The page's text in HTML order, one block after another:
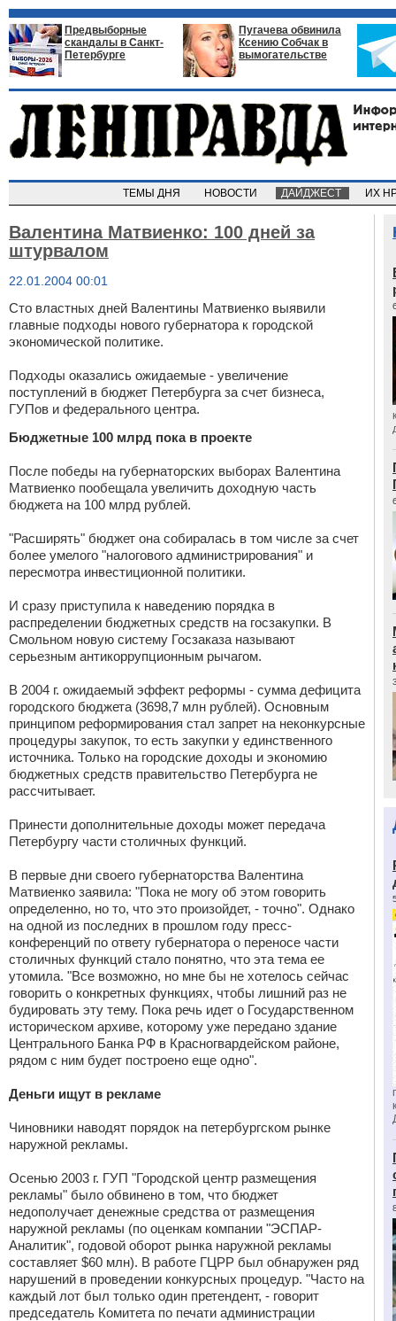
Предвыборные
скандалы в Санкт-
Петербурге
Пугачева обвинила
Ксению Собчак в
вымогательстве
ТЕМЫ ДНЯ НОВОСТИ ДАЙДЖЕСТ ИХ
Валентина Матвиенко: 100 дней за
штурвалом
22.01.2004 00:01
Сто властных дней Валентины Матвиенко выявили
главные подходы нового губернатора к городской
экономической политике.
Подходы оказались ожидаемые - увеличение
поступлений в бюджет Петербурга за счет бизнеса,
ГУПов и федерального центра.
Бюджетные 100 млрд пока в проекте
После победы на губернаторских выборах Валентина
Матвиенко пообещала увеличить доходную часть
бюджета на 100 млрд рублей.
"Расширять" бюджет она собиралась в том числе за счет
более умелого "налогового администрирования" и
пересмотра инвестиционной политики.
И сразу приступила к наведению порядка в
распределении бюджетных средств на госзакупки. В
Смольном новую систему Госзаказа называют
серьезным антикоррупционным рычагом.
В 2004 г. ожидаемый эффект реформы - сумма дефицита
городского бюджета (3698,7 млн рублей). Основным
принципом реформирования стал запрет на неконкурсные
процедуры закупок, то есть закупки у единственного
источника. Только на городские доходы и экономию
бюджетных средств правительство Петербурга не
рассчитывает.
Принести дополнительные доходы может передача
Петербургу части столичных функций.
В первые дни своего губернаторства Валентина
Матвиенко заявила: "Пока не могу об этом говорить
определенно, но то, что это произойдет, - точно". Однако
на одной из последних в прошлом году пресс-
конференций по ответу губернатора о переносе части
столичных функций стало понятно, что эта тема ее
утомила. "Все возможно, но мне бы не хотелось сейчас
говорить о конкретных функциях, чтобы лишний раз не
будировать эту тему. Пока речь идет о Государственном
историческом архиве, которому уже передано здание
Центрального Банка РФ в Красногвардейском районе,
рядом с ним будет построено еще одно".
Деньги ищут в рекламе
Чиновники наводят порядок на петербургском рынке
наружной рекламы.
Осенью 2003 г. ГУП "Городской центр размещения
рекламы" было обвинено в том, что бюджет
недополучает денежные средства от размещения
наружной рекламы (по оценкам компании "ЭСПАР-
Аналитик", годовой оборот рынка наружной рекламы
составляет $60 млн). В работе ГЦРР был обнаружен ряд
нарушений в проведении конкурсных процедур. "Часто на
каждый лот был только один претендент, - говорит
председатель Комитета по печати администрации